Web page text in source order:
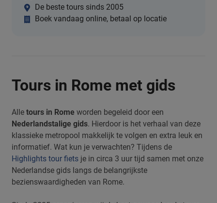
De beste tours sinds 2005
Boek vandaag online, betaal op locatie
Tours in Rome met gids
Alle tours in Rome worden begeleid door een
Nederlandstalige gids. Hierdoor is het verhaal van deze
klassieke metropool makkelijk te volgen en extra leuk en
informatief. Wat kun je verwachten? Tijdens de
Highlights tour fiets je in circa 3 uur tijd samen met onze
Nederlandse gids langs de belangrijkste
bezienswaardigheden van Rome.